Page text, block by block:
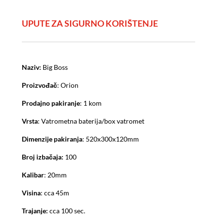
UPUTE ZA SIGURNO KORIŠTENJE
Naziv: Big Boss
Proizvođač: Orion
Prodajno pakiranje: 1 kom
Vrsta: Vatrometna baterija/box vatromet
Dimenzije pakiranja: 520x300x120mm
Broj izbačaja: 100
Kalibar: 20mm
Visina: cca 45m
Trajanje: cca 100 sec.